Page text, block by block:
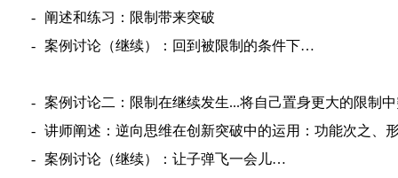
-
阐述和练习 ：限制带来突破
-
案例讨论（继续）： 回到被限制的条件下…
- 案例讨论二 ： 限制在继续发生...将自己置身更大的限制
-
讲师阐述 ：逆向思维在创新突破中的运用：功能次之、
-
案例讨论（继续）：让子弹飞一会儿…